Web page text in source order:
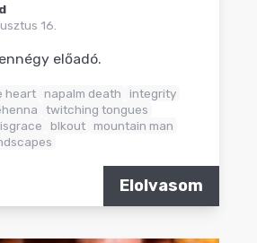
16.
előadó.
heart napalm death
integrity
twitching tongues
blkout mountain man
Elolvasom